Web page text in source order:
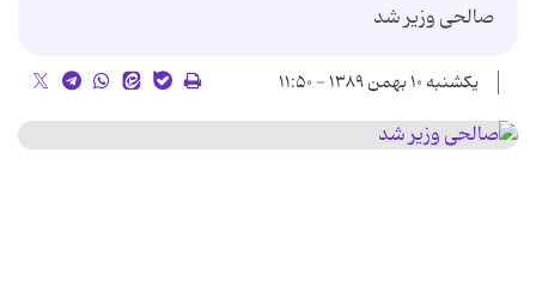
صالحی وزیر شد
یکشنبه ۱۰ بهمن ۱۳۸۹ - ۱۱:۵۰